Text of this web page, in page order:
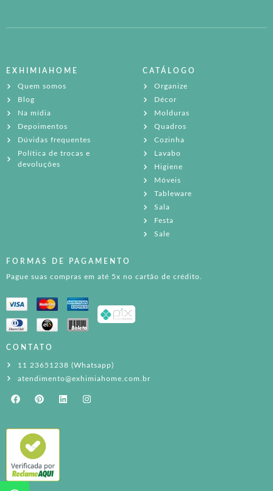
EXHIMIAHOME
Quem somos
Blog
Na mídia
Depoimentos
Dúvidas frequentes
Política de trocas e
devoluções
CATÁLOGO
Organize
Décor
Molduras
Quadros
Cozinha
Lavabo
Higiene
Móveis
Tableware
Sala
Festa
Sale
FORMAS DE PAGAMENTO
Pague suas compras em até 5x no cartão de crédito.
CONTATO
11 23651238 (Whatsapp)
atendimento@exhimiahome.com.br